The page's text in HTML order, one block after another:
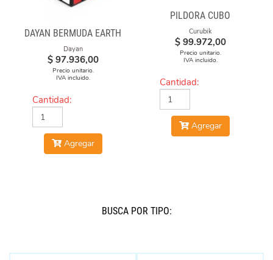
DAYAN BERMUDA EARTH
Dayan
$ 97.936,00
Precio unitario.
IVA incluido.
Cantidad:
Agregar
PILDORA CUBO
Curubik
$ 99.972,00
Precio unitario.
IVA incluido.
Cantidad:
Agregar
BUSCÁ POR TIPO: